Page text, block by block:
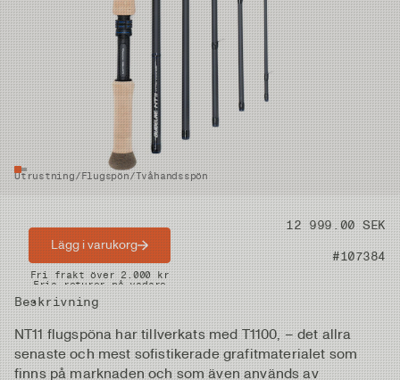
Utrustning/Flugspön/Tvåhandsspön
Pris 12 999.00 SEK
Artikelnummer #107384
Beskrivning
NT11 flugspöna har tillverkats med T1100, – det allra
senaste och mest sofistikerade grafitmaterialet som
finns på marknaden och som även används av
Lägg i varukorg
Snabba leveranser
Fri frakt över 2.000 kr
Fria returer på vadare